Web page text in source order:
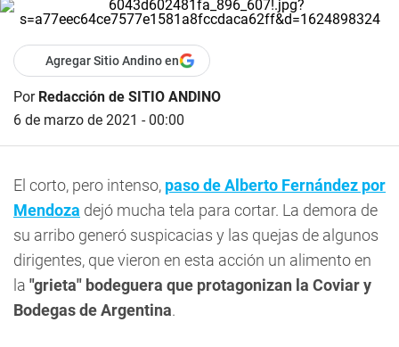
Agregar Sitio Andino en
Por Redacción de SITIO ANDINO
6 de marzo de 2021 - 00:00
El corto, pero intenso, paso de Alberto Fernández por
Mendoza dejó mucha tela para cortar. La demora de
su arribo generó suspicacias y las quejas de algunos
dirigentes, que vieron en esta acción un alimento en
la "grieta" bodeguera que protagonizan la Coviar y
Bodegas de Argentina.